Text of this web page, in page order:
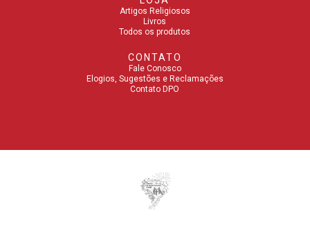
Artigos Religiosos
Livros
Todos os produtos
CONTATO
Fale Conosco
Elogios, Sugestões e Reclamações
Contato DPO